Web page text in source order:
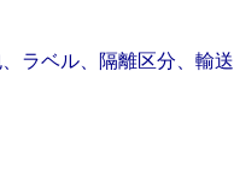
ラベル、隔離区分、輸送